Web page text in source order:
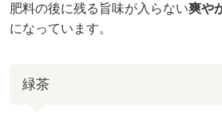
肥料の後に残る旨味が入らない爽や
になっています。
緑茶